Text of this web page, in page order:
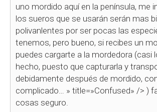
uno mordido aquí en la península, me
los sueros que se usarán serán mas
polivanlentes por ser pocas las
tenemos, pero bueno, si recibes un
puedes cargarte a la mordedora (casi
hecho, puesto que capturarla y
debidamente después de mordido,
complicado… » title=»Confused» /> )
cosas seguro.